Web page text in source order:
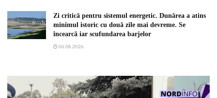
Zi critică pentru sistemul energetic. Dunărea a atins
minimul istoric cu două zile mai devreme. Se
încearcă iar scufundarea barjelor
06.08.2026